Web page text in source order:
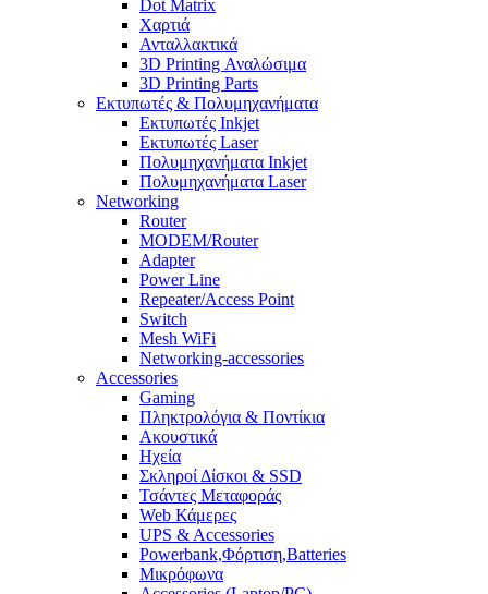
Dot Matrix
Χαρτιά
Ανταλλακτικά
3D Printing Αναλώσιμα
3D Printing Parts
Εκτυπωτές & Πολυμηχανήματα
Εκτυπωτές Inkjet
Eκτυπωτές Laser
Πολυμηχανήματα Inkjet
Πολυμηχανήματα Laser
Networking
Router
MODEM/Router
Adapter
Power Line
Repeater/Access Point
Switch
Mesh WiFi
Networking-accessories
Accessories
Gaming
Πληκτρολόγια & Ποντίκια
Ακουστικά
Ηχεία
Σκληροί Δίσκοι & SSD
Τσάντες Μεταφοράς
Web Κάμερες
UPS & Accessories
Powerbank,Φόρτιση,Batteries
Μικρόφωνα